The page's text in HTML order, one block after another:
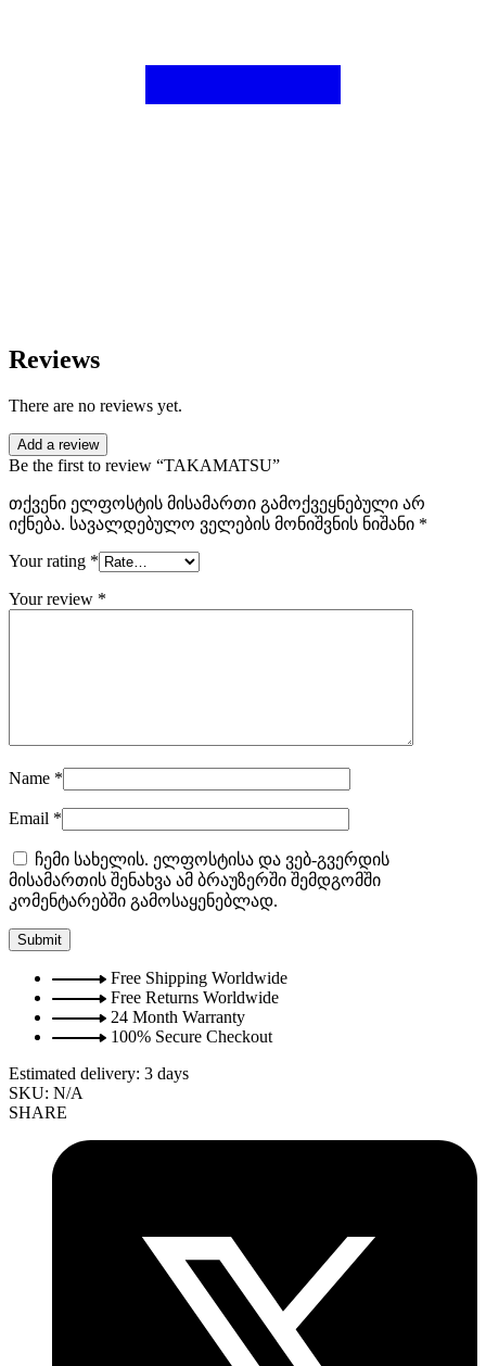
Reviews
There are no reviews yet.
Add a review
Be the first to review “TAKAMATSU”
თქვენი ელფოსტის მისამართი გამოქვეყნებული არ
იქნება. სავალდებულო ველების მონიშვნის ნიშანი *
Your rating *
Your review *
Name *
Email *
ჩემი სახელის. ელფოსტისა და ვებ-გვერდის
მისამართის შენახვა ამ ბრაუზერში შემდგომში
კომენტარებში გამოსაყენებლად.
Free Shipping Worldwide
Free Returns Worldwide
24 Month Warranty
100% Secure Checkout
Estimated delivery: 3 days
SKU: N/A
SHARE